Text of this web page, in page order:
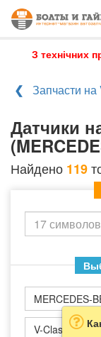
З технічних
Запчасти на
Датчики
Найдено 119
MERCEDES-
V-Class